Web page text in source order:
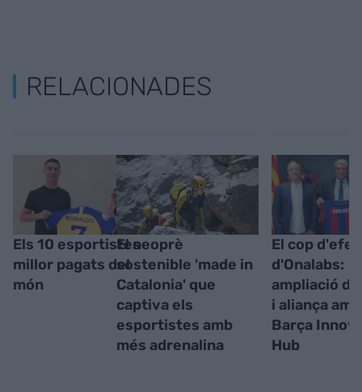
RELACIONADES
Els 10 esportistes
millor pagats del
món
El neoprè
sostenible 'made in
Catalonia' que
captiva els
esportistes amb
més adrenalina
El cop
d'Onalabs:
ampliació
i aliança
Barça
Hub